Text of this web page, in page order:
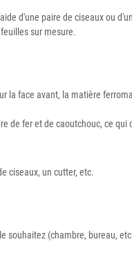
d'une paire de ciseaux ou
sur mesure.
la face avant, la matière
de fer et de caoutchouc, ce
ciseaux, un cutter, etc.
souhaitez (chambre, bureau, etc.